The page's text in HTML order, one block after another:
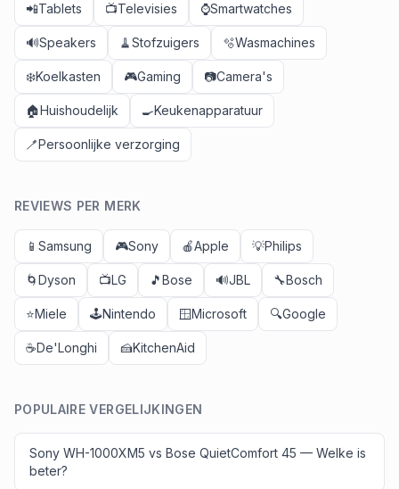
📲Tablets 📺Televisies ⌚Smartwatches
🔊Speakers 🧹Stofzuigers 🫧Wasmachines
❄️Koelkasten 🎮Gaming 📷Camera's
🏠Huishoudelijk 🍳Keukenapparatuur
🪥Persoonlijke verzorging
REVIEWS PER MERK
📱 Samsung 🎮Sony 🍎Apple 💡Philips
🌀Dyson 📺LG 🎵Bose 🔊JBL 🔧Bosch
⭐Miele 🕹️Nintendo 🪟Microsoft 🔍Google
☕De'Longhi 🍰KitchenAid
POPULAIRE VERGELIJKINGEN
Sony WH-1000XM5 vs Bose QuietComfort 45 — Welke is
beter?